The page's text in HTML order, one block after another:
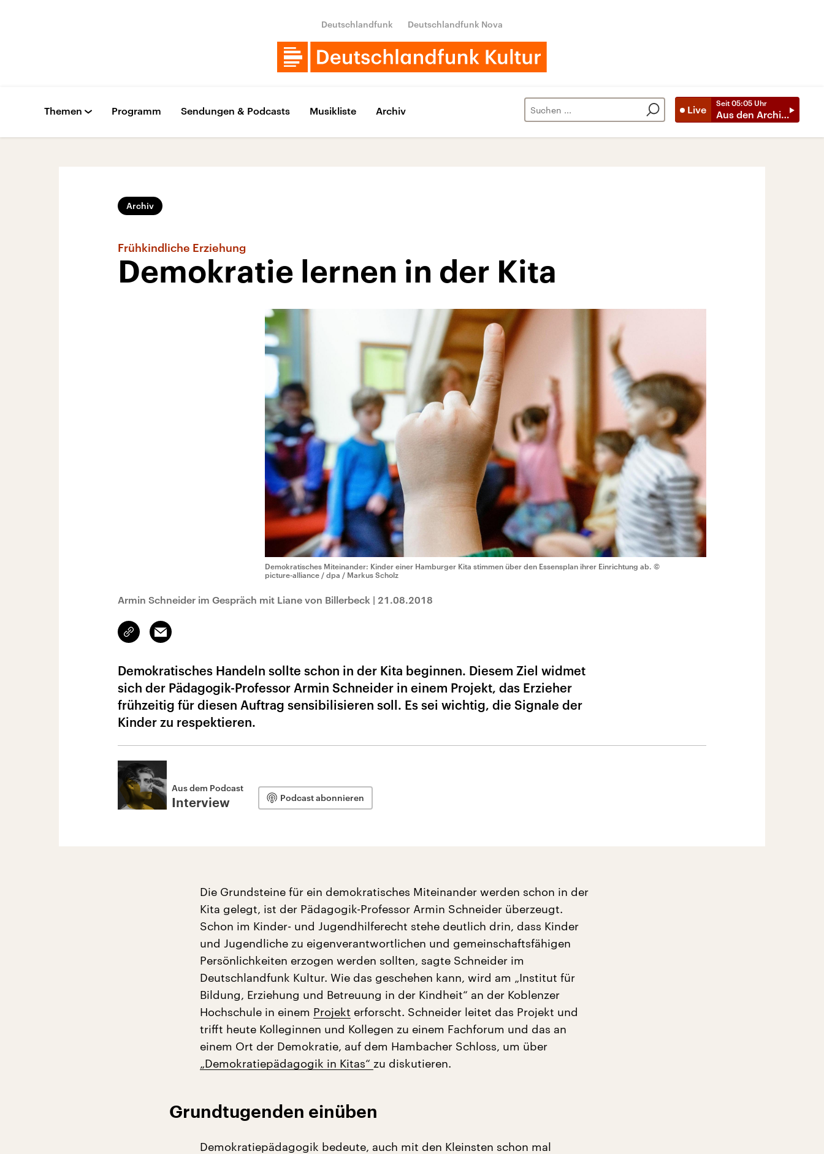
Deutschlandfunk Deutschlandfunk Nova
Live
Seit 05:05 Uhr
Aus den Archiven
Themen Programm Sendungen & Podcasts Musikliste Archiv
Archiv
Frühkindliche Erziehung
Demokratie lernen in der Kita
Demokratisches Miteinander: Kinder einer Hamburger Kita stimmen über den Essensplan ihrer Einrichtung ab. ©
picture-alliance / dpa / Markus Scholz
Armin Schneider im Gespräch mit Liane von Billerbeck | 21.08.2018
Link
kopieren/teilen
Email
Demokratisches Handeln sollte schon in der Kita beginnen. Diesem Ziel widmet
sich der Pädagogik-Professor Armin Schneider in einem Projekt, das Erzieher
frühzeitig für diesen Auftrag sensibilisieren soll. Es sei wichtig, die Signale der
Kinder zu respektieren.
Aus dem Podcast
Interview Podcast abonnieren
Die Grundsteine für ein demokratisches Miteinander werden schon in der
Kita gelegt, ist der Pädagogik-Professor Armin Schneider überzeugt.
Schon im Kinder- und Jugendhilferecht stehe deutlich drin, dass Kinder
und Jugendliche zu eigenverantwortlichen und gemeinschaftsfähigen
Persönlichkeiten erzogen werden sollten, sagte Schneider im
Deutschlandfunk Kultur. Wie das geschehen kann, wird am „Institut für
Bildung, Erziehung und Betreuung in der Kindheit“ an der Koblenzer
Hochschule in einem Projekt erforscht. Schneider leitet das Projekt und
trifft heute Kolleginnen und Kollegen zu einem Fachforum und das an
einem Ort der Demokratie, auf dem Hambacher Schloss, um über
„Demokratiepädagogik in Kitas“ zu diskutieren.
Grundtugenden einüben
Demokratiepädagogik bedeute, auch mit den Kleinsten schon mal